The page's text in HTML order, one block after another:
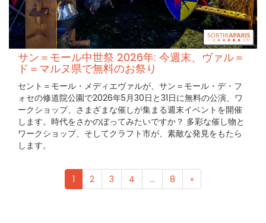
サン＝モール中世祭 2026年: 今週末、ヴァル＝
ド＝マルヌ県で無料のお祭り
セント＝モール・メディエヴァルが、サン＝モール・デ・フ
ォセの修道院公園で2026年5月30日と31日に無料の公演、ワ
ークショップ、さまざまな催しが集まる週末イベントを開催
します。時代をさかのぼってみたいですか？ 多彩な催し物と
ワークショップ、そしてクラフト市が、素敵な発見をもたら
します。
1 2 3 4 ... 8 »